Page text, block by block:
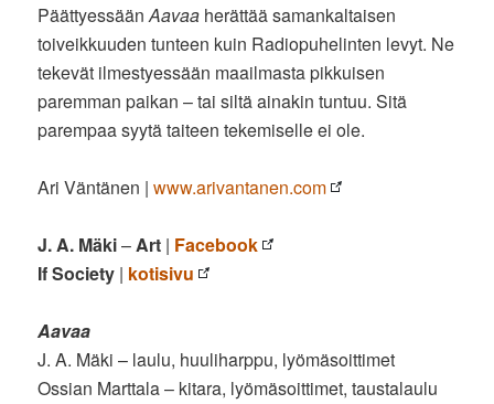
PäättyessäänAavaa herättää samankaltaisen
toiveikkuuden tunteen kuin Radiopuhelinten levyt. Ne
tekevät ilmestyessään maailmasta pikkuisen
paremman paikan – tai siltä ainakin tuntuu. Sitä
parempaa syytä taiteen tekemiselle ei ole.
Ari Väntänen |www.arivantanen.com
J. A. Mäki– Art | Facebook
If Society | kotisivu
Aavaa
J. A. Mäki – laulu, huuliharppu, lyömäsoittimet
Ossian Marttala – kitara, lyömäsoittimet, taustalaulu